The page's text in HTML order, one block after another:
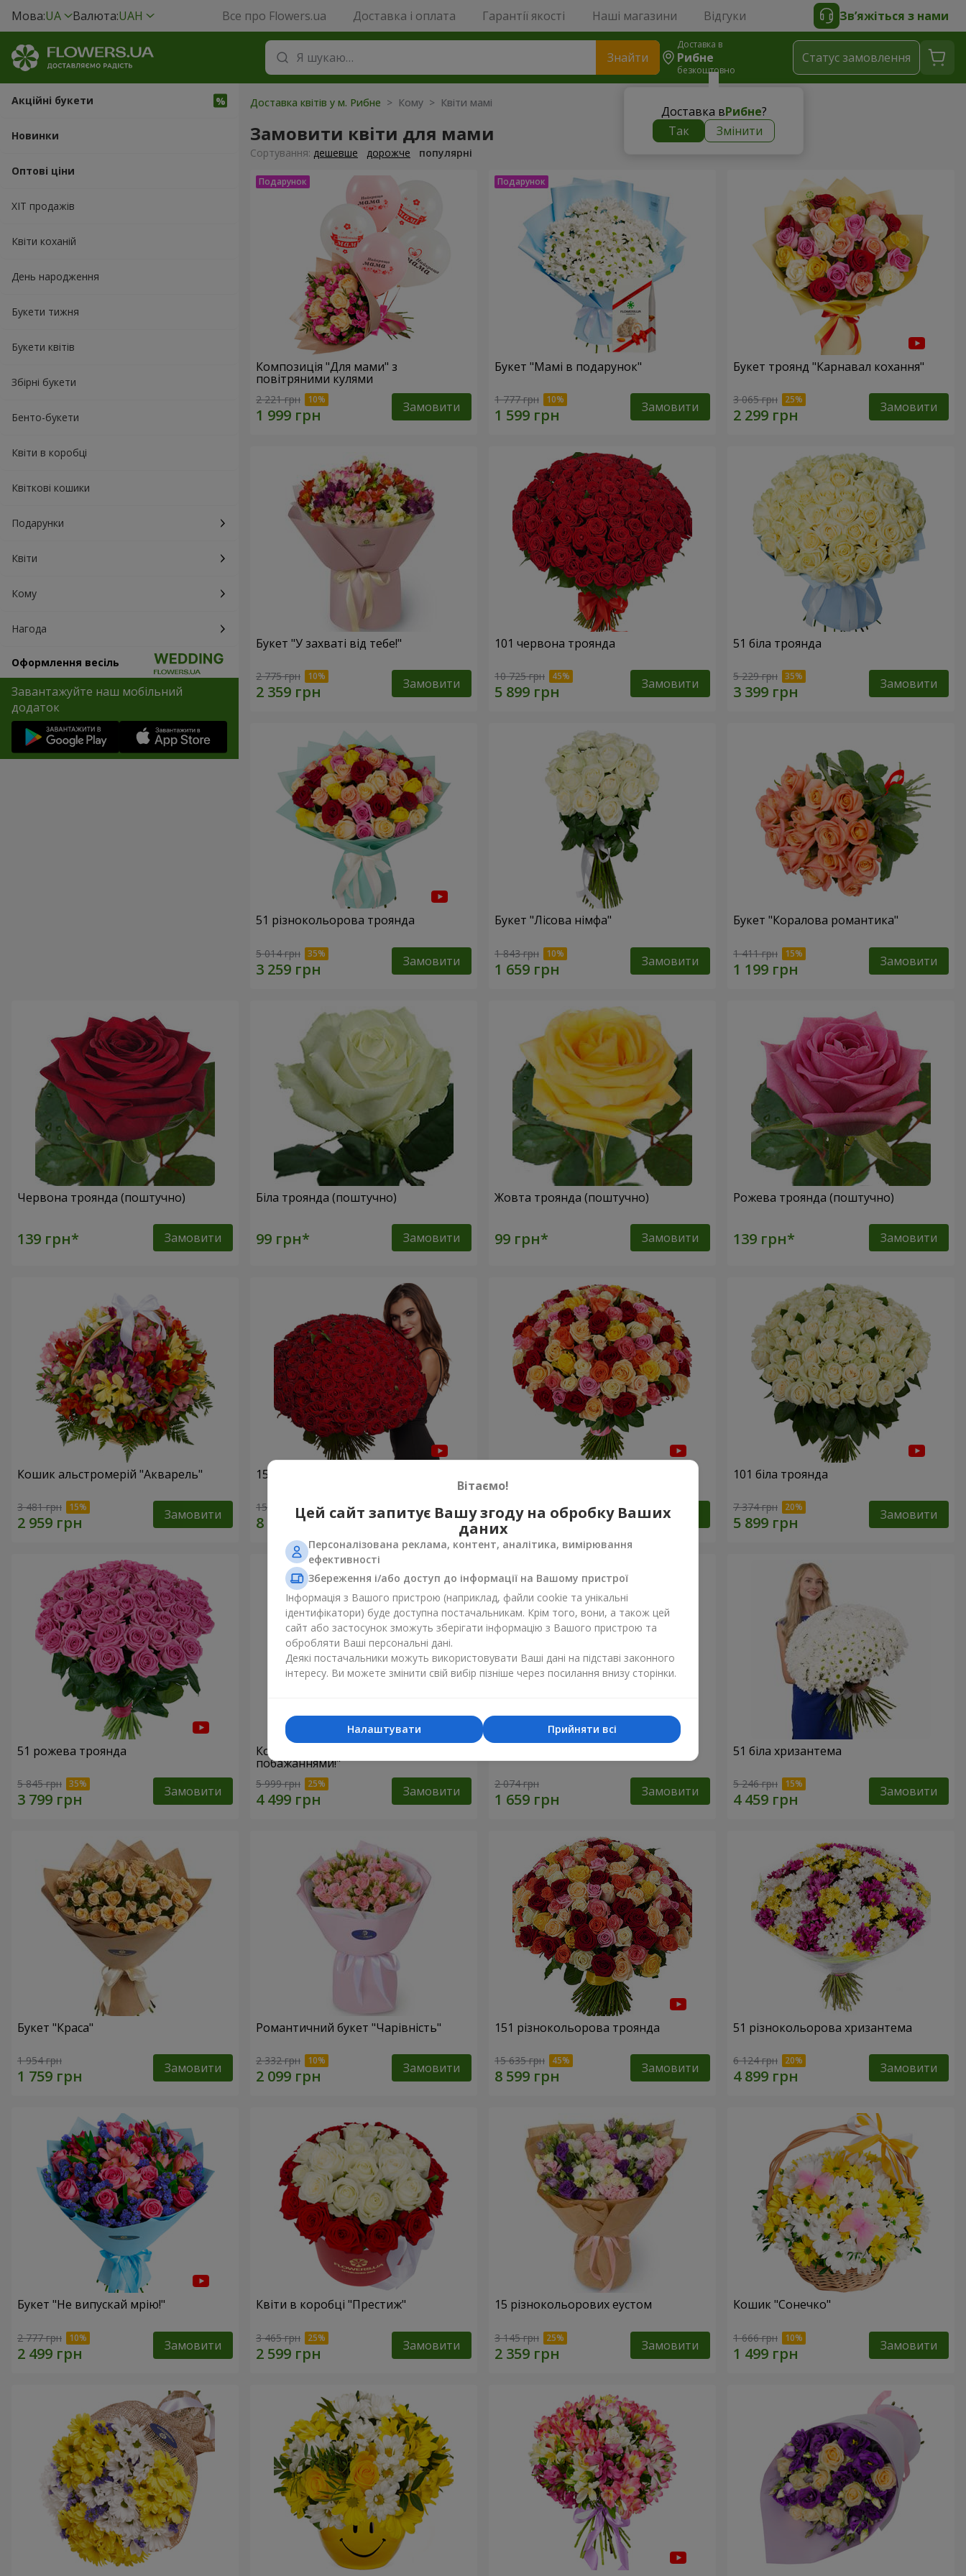
Мова:UA Валюта:UAH Все про Flowers.ua Доставка і оплата Гарантії якості Наші магазини Відгуки Зв’яжіться з нами
Знайти
Доставка в
Рибне
безкоштовно
Доставка вРибне?
Так
Змінити
Статус замовлення
Акційні букети
Новинки
Оптові ціни
ХІТ продажів
Квіти коханій
День народження
Букети тижня
Букети квітів
Збірні букети
Бенто-букети
Квіти в коробці
Квіткові кошики
Подарунки
Квіти
Кому
Нагода
Оформлення весіль
Завантажуйте наш мобільний
додаток
Доставка квітів у м. Рибне > Кому > Квіти мамі
Замовити квіти для мами
Сортування: дешевше дорожче популярні
Композиція "Для мами" з
повітряними кулями
2 221 грн Замовити
Букет "Мамі в подарунок"
1 777 грн Замовити
Букет троянд "Карнавал кохання"
3 065 грн Замовити
Букет "У захваті від тебе!"
2 775 грн Замовити
101 червона троянда
10 725 грн Замовити
51 біла троянда
5 229 грн Замовити
51 різнокольорова троянда
5 014 грн Замовити
Букет "Лісова німфа"
1 843 грн Замовити
Букет "Коралова романтика"
1 411 грн Замовити
Червона троянда (поштучно)
Замовити
Біла троянда (поштучно)
Замовити
Жовта троянда (поштучно)
Замовити
Рожева троянда (поштучно)
Замовити
Кошик альстромерій "Акварель"
3 481 грн Замовити
151 червона троянда
15 744 грн Замовити 9 014 грн Замовити
101 біла троянда
7 374 грн Замовити
51 рожева троянда
5 845 грн Замовити
Кошик "З найкращими
побажаннями!"
5 999 грн Замовити 2 074 грн Замовити
51 біла хризантема
5 246 грн Замовити
Букет "Краса"
1 954 грн Замовити
Романтичний букет "Чарівність"
2 332 грн Замовити
151 різнокольорова троянда
15 635 грн Замовити
51 різнокольорова хризантема
6 124 грн Замовити
Букет "Не випускай мрію!"
2 777 грн Замовити
Квіти в коробці "Престиж"
3 465 грн Замовити
15 різнокольорових еустом
3 145 грн Замовити
Кошик "Сонечко"
1 666 грн Замовити
Вітаємо!
Цей сайт запитує Вашу згоду на обробку Ваших
даних
Персоналізована реклама, контент, аналітика, вимірювання
ефективності
Збереження і/або доступ до інформації на Вашому пристрої
Інформація з Вашого пристрою (наприклад, файли cookie та унікальні
ідентифікатори) буде доступна постачальникам. Крім того, вони, а також цей
сайт або застосунок зможуть зберігати інформацію з Вашого пристрою та
обробляти Ваші персональні дані.
Деякі постачальники можуть використовувати Ваші дані на підставі законного
інтересу. Ви можете змінити свій вибір пізніше через посилання внизу сторінки.
Прийняти всі
Налаштувати